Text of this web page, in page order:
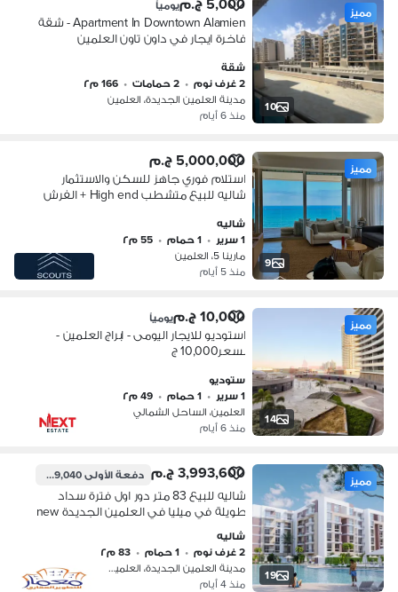
10
مميز يومياً
Apartment In Downtown Alamien - شقة
فاخرة ايجار في داون تاون العلمين
شقة
2 غرف نوم
• 2 حمامات • 166 م٢
مدينة العلمين الجديدة، العلمين
منذ 6 أيام
9
مميز 5,000,000 ج.م
استلام فوري جاهز للسكن والاستثمار
شاليه للبيع متشطب High end + الفرش
coast
شاليه
1 سرير
• 1 حمام • 55 م٢
مارينا 5، العلمين
منذ 5 أيام
14
مميز 10,000 ج.م يومياً
استوديو للايجار اليومى - ابراج العلمين -
بسعر10,000 ج
ستوديو
1 سرير
• 1 حمام • 49 م٢
العلمين، الساحل الشمالي
منذ 6 أيام
19
مميز 3,993,600 ج.م دفعة الأولى599,040 ج.م
شاليه للبيع 83 متر دور اول فترة سداد
طويلة في ميليا في العلمين الجديدة new
alamein north coast
شاليه
2 غرف نوم
• 1 حمام • 83 م٢
مدينة العلمين الجديدة، العلمين
منذ 4 أيام